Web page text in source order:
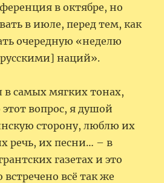
в октябре, но
в июле, перед тем, как
очередную «неделю
наций».
в самых мягких тонах,
вопрос, я душой
сторону, люблю их
речь, их песни… – в
газетах и это
всё так же